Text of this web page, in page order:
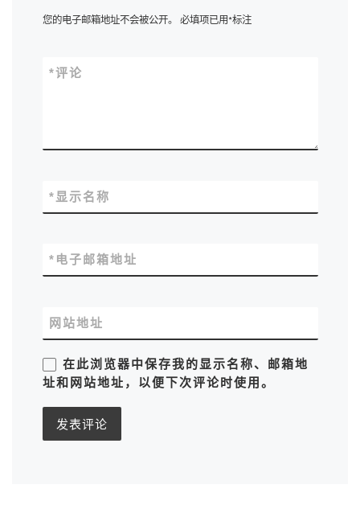
您的电子邮箱地址不会被公开。 必填项已用*标注
评论
*
显示名称
*
电子邮箱地址
*
网站地址
在此浏览器中保存我的显示名称、邮箱地
址和网站地址，以便下次评论时使用。